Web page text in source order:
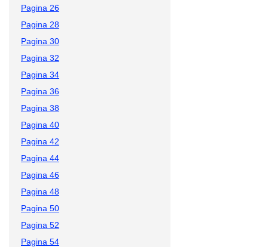
Pagina 26
Pagina 28
Pagina 30
Pagina 32
Pagina 34
Pagina 36
Pagina 38
Pagina 40
Pagina 42
Pagina 44
Pagina 46
Pagina 48
Pagina 50
Pagina 52
Pagina 54